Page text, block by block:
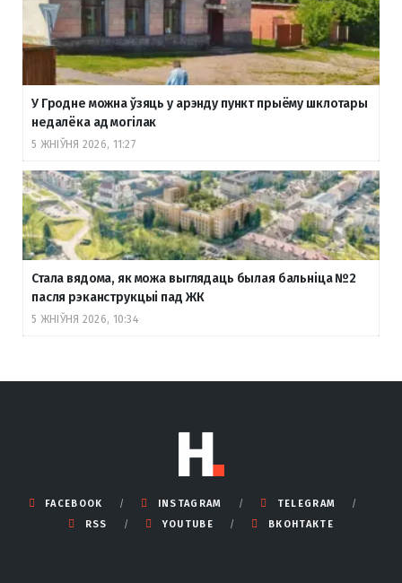
У Гродне можна ўзяць у арэнду пункт прыёму шклотары
недалёка ад могілак
5 ЖНІЎНЯ 2026, 11:27
Стала вядома, як можа выглядаць былая бальніца №2
пасля рэканструкцыі пад ЖК
5 ЖНІЎНЯ 2026, 10:34
FACEBOOK INSTAGRAM
TELEGRAM
RSS
YOUTUBE ВКОНТАКТЕ